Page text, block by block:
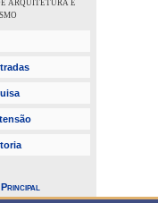
ARQUITETURA E